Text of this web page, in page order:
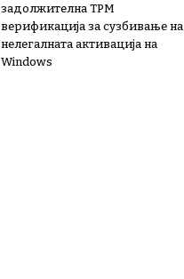
задолжителна TPM
верификација за сузбивање на
нелегалната активација на
Windows